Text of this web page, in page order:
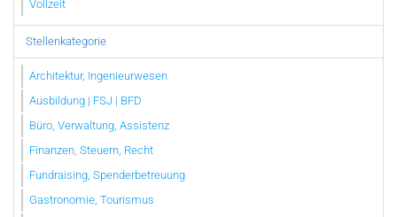
Vollzeit
Stellenkategorie
Architektur, Ingenieurwesen
Ausbildung | FSJ | BFD
Büro, Verwaltung, Assistenz
Finanzen, Steuern, Recht
Fundraising, Spenderbetreuung
Gastronomie, Tourismus